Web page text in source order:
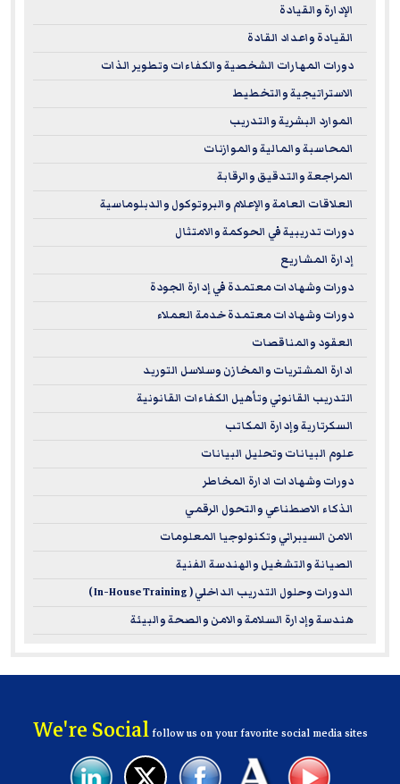
الإدارة والقيادة
القيادة واعداد القادة
دورات المهارات الشخصية والكفاءات وتطوير الذات
الاستراتيجية والتخطيط
الموارد البشرية والتدريب
المحاسبة والمالية والموازنات
المراجعة والتدقيق والرقابة
العلاقات العامة والإعلام والبروتوكول والدبلوماسية
دورات تدريبية في الحوكمة والامتثال
إدارة المشاريع
دورات وشهادات معتمدة في إدارة الجودة
دورات وشهادات معتمدة خدمة العملاء
العقود والمناقصات
ادارة المشتريات والمخازن وسلاسل التوريد
التدريب القانوني وتأهيل الكفاءات القانونية
السكرتارية وإدارة المكاتب
علوم البيانات وتحليل البيانات
دورات وشهادات ادارة المخاطر
الذكاء الاصطناعي والتحول الرقمي
الامن السيبراني وتكنولوجيا المعلومات
الصيانة والتشغيل والهندسة الفنية
الدورات وحلول التدريب الداخلي ( In-House Training )
هندسة وإدارة السلامة والامن والصحة والبيئة
We're Socialfollow us on your favorite social media sites